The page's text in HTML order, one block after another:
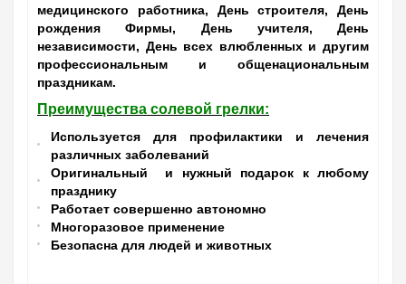
медицинского работника, День строителя, День
рождения Фирмы, День учителя, День
независимости, День всех влюбленных и другим
профессиональным и общенациональным
праздникам.
Преимущества солевой грелки:
Используется для профилактики и лечения
различных заболеваний
Оригинальный и нужный подарок к любому
празднику
Работает совершенно автономно
Многоразовое применение
Безопасна для людей и животных